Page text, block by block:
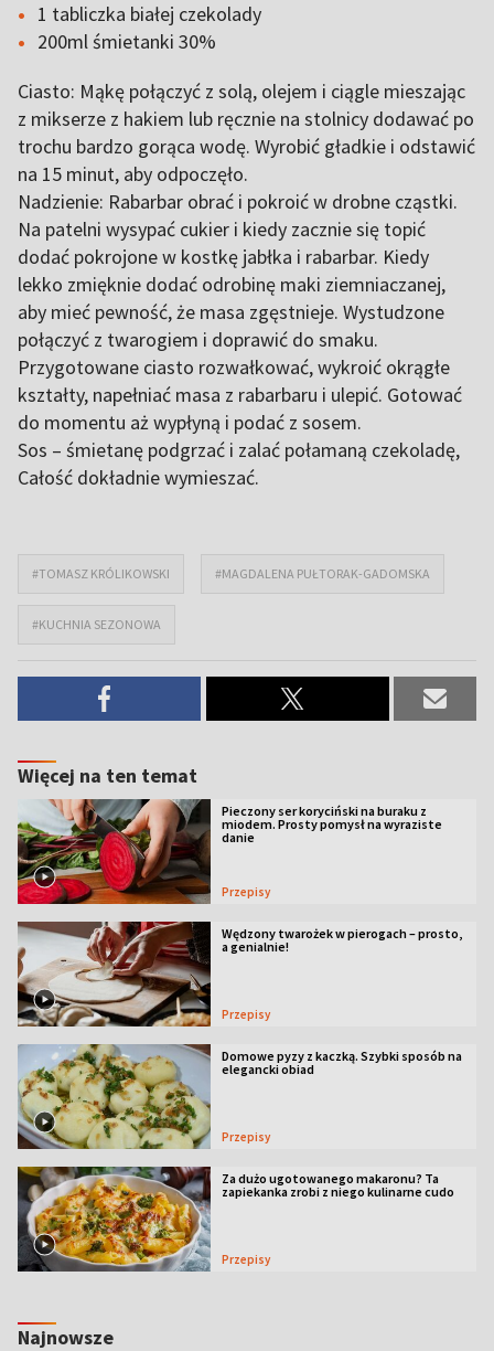
1 tabliczka białej czekolady
200ml śmietanki 30%
Ciasto: Mąkę połączyć z solą, olejem i ciągle mieszając
z mikserze z hakiem lub ręcznie na stolnicy dodawać po
trochu bardzo gorąca wodę. Wyrobić gładkie i odstawić
na 15 minut, aby odpoczęło.
Nadzienie: Rabarbar obrać i pokroić w drobne cząstki.
Na patelni wysypać cukier i kiedy zacznie się topić
dodać pokrojone w kostkę jabłka i rabarbar. Kiedy
lekko zmięknie dodać odrobinę maki ziemniaczanej,
aby mieć pewność, że masa zgęstnieje. Wystudzone
połączyć z twarogiem i doprawić do smaku.
Przygotowane ciasto rozwałkować, wykroić okrągłe
kształty, napełniać masa z rabarbaru i ulepić. Gotować
do momentu aż wypłyną i podać z sosem.
Sos – śmietanę podgrzać i zalać połamaną czekoladę,
Całość dokładnie wymieszać.
#TOMASZ KRÓLIKOWSKI #MAGDALENA PUŁTORAK-GADOMSKA
#KUCHNIA SEZONOWA
Więcej na ten temat
Pieczony ser koryciński na buraku z
miodem. Prosty pomysł na wyraziste
danie
Przepisy
Wędzony twarożek w pierogach – prosto,
a genialnie!
Przepisy
Domowe pyzy z kaczką. Szybki sposób na
elegancki obiad
Przepisy
Za dużo ugotowanego makaronu? Ta
zapiekanka zrobi z niego kulinarne cudo
Przepisy
Najnowsze